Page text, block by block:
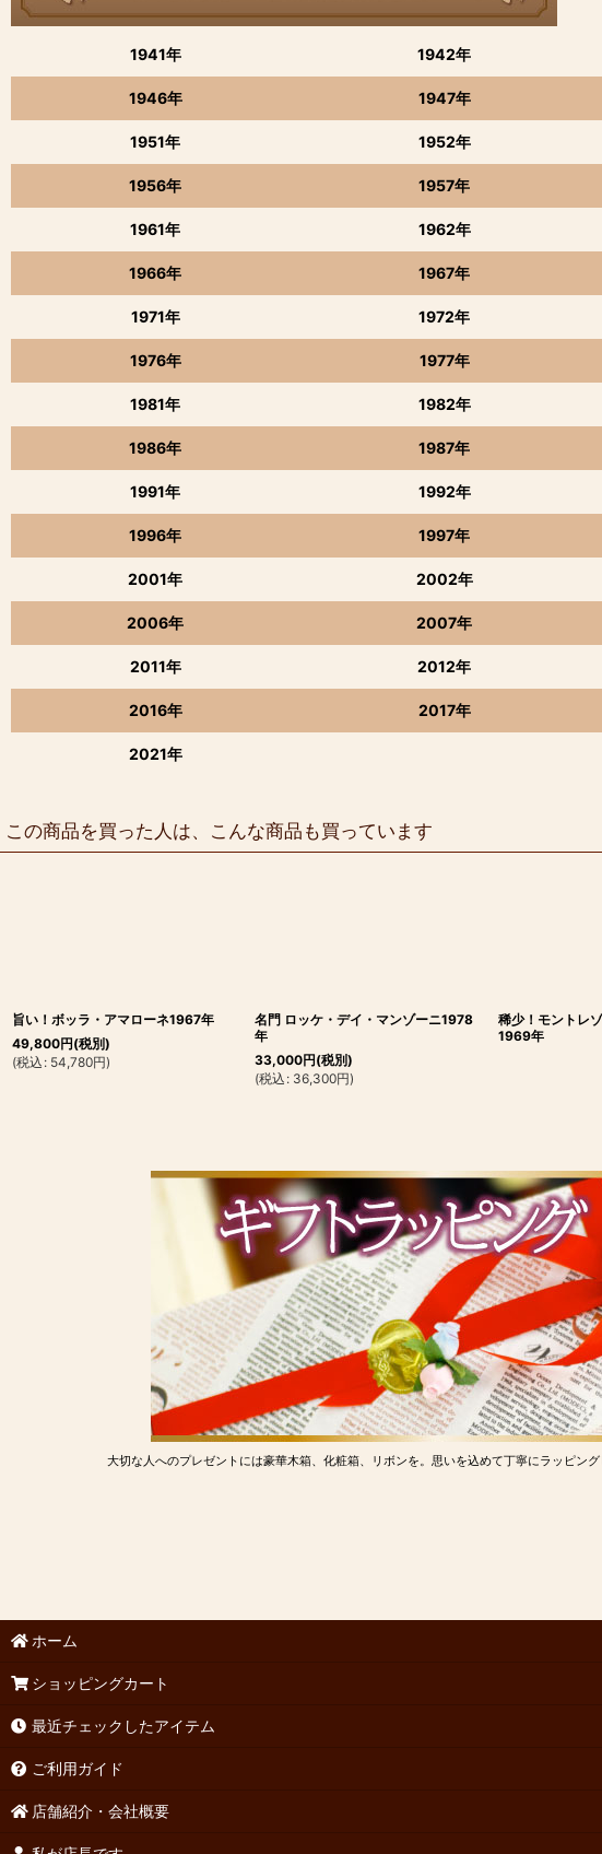
1941年 1942年
1946年 1947年
1951年 1952年
1956年 1957年
1961年 1962年
1966年 1967年
1971年 1972年
1976年 1977年
1981年 1982年
1986年 1987年
1991年 1992年
1996年 1997年
2001年 2002年
2006年 2007年
2011年 2012年
2016年 2017年
2021年
この商品を買った人は、こんな商品も買っています
旨い！ボッラ・アマローネ1967年
49,800円(税別)
(税込 : 54,780円)
名門 ロッケ・デイ・マンゾーニ1978
年
33,000円(税別)
(税込 : 36,300円)
稀少！モントレ
1969年
大切な人へのプレゼントには豪華木箱、化粧箱、リボンを。思いを込めて丁寧にラッピン
ホーム
ショッピングカート
最近チェックしたアイテム
ご利用ガイド
店舗紹介・会社概要